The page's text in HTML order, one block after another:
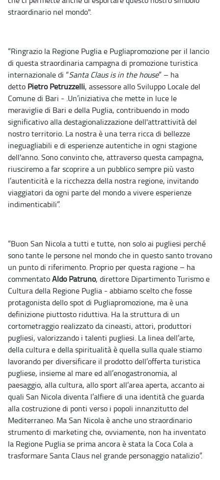
straordinario nel mondo".
“Ringrazio la Regione Puglia e Pugliapromozione per il lancio
di questa straordinaria campagna di promozione turistica
internazionale di “Santa Claus is in the house” – ha
detto Pietro Petruzzelli, assessore allo Sviluppo Locale del
Comune di Bari - .Un’iniziativa che mette in luce le
meraviglie di Bari e della Puglia, contribuendo in modo
significativo alla destagionalizzazione dell'attrattività del
nostro territorio. La nostra è una terra ricca di bellezze
ineguagliabili e di esperienze autentiche in ogni stagione
dell'anno. Sono convinto che, attraverso questa campagna,
riusciremo a far scoprire a un pubblico sempre più vasto
l’autenticità e la ricchezza della nostra regione, invitando
viaggiatori da ogni parte del mondo a vivere esperienze
indimenticabili”.
​“Buon San Nicola a tutti e tutte, non solo ai pugliesi perché
sono tante le persone nel mondo che in questo santo trovano
un punto di riferimento. Proprio per questa ragione – ha
commentatoAldo Patruno, direttore Dipartimento Turismo e
Cultura della Regione Puglia - abbiamo scelto che fosse
protagonista dello spot di Pugliapromozione, ma è una
definizione piuttosto riduttiva. Ha la struttura di un
cortometraggio realizzato da cineasti, attori, produttori
pugliesi, valorizzando i talenti pugliesi. La linea dell’arte,
della cultura e della spiritualità è quella sulla quale stiamo
lavorando per diversificare il prodotto dell’offerta turistica
pugliese, insieme al mare ed all’enogastronomia, al
paesaggio, alla cultura, allo sport all’area aperta, accanto ai
quali San Nicola diventa l’alfiere di una identità che guarda
alla costruzione di ponti verso i popoli innanzitutto del
Mediterraneo. Ma San Nicola è anche uno straordinario
strumento di marketing che, ovviamente, non ha inventato
la Regione Puglia se prima ancora è stata la Coca Cola a
trasformare Santa Claus nel grande personaggio natalizio”.